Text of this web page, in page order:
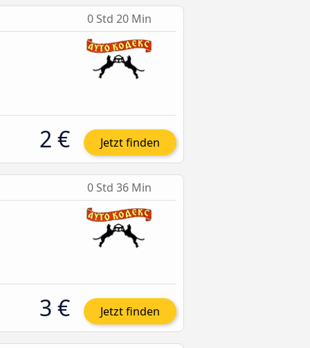
0 Std 20 Min
2 € Jetzt finden
0 Std 36 Min
3 € Jetzt finden